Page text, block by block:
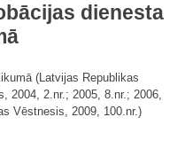
dienesta
(Latvijas Republikas
2004, 2.nr.; 2005, 8.nr.; 2006,
Vēstnesis, 2009, 100.nr.)